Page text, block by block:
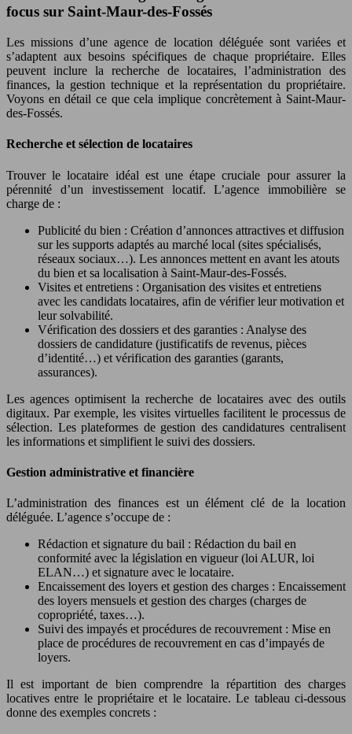
focus sur Saint-Maur-des-Fossés
Les missions d’une agence de location déléguée sont variées et
s’adaptent aux besoins spécifiques de chaque propriétaire. Elles
peuvent inclure la recherche de locataires, l’administration des
finances, la gestion technique et la représentation du propriétaire.
Voyons en détail ce que cela implique concrètement à Saint-Maur-
des-Fossés.
Recherche et sélection de locataires
Trouver le locataire idéal est une étape cruciale pour assurer la
pérennité d’un investissement locatif. L’agence immobilière se
charge de :
Publicité du bien : Création d’annonces attractives et diffusion
sur les supports adaptés au marché local (sites spécialisés,
réseaux sociaux…). Les annonces mettent en avant les atouts
du bien et sa localisation à Saint-Maur-des-Fossés.
Visites et entretiens : Organisation des visites et entretiens
avec les candidats locataires, afin de vérifier leur motivation et
leur solvabilité.
Vérification des dossiers et des garanties : Analyse des
dossiers de candidature (justificatifs de revenus, pièces
d’identité…) et vérification des garanties (garants,
assurances).
Les agences optimisent la recherche de locataires avec des outils
digitaux. Par exemple, les visites virtuelles facilitent le processus de
sélection. Les plateformes de gestion des candidatures centralisent
les informations et simplifient le suivi des dossiers.
Gestion administrative et financière
L’administration des finances est un élément clé de la location
déléguée. L’agence s’occupe de :
Rédaction et signature du bail : Rédaction du bail en
conformité avec la législation en vigueur (loi ALUR, loi
ELAN…) et signature avec le locataire.
Encaissement des loyers et gestion des charges : Encaissement
des loyers mensuels et gestion des charges (charges de
copropriété, taxes…).
Suivi des impayés et procédures de recouvrement : Mise en
place de procédures de recouvrement en cas d’impayés de
loyers.
Il est important de bien comprendre la répartition des charges
locatives entre le propriétaire et le locataire. Le tableau ci-dessous
donne des exemples concrets :